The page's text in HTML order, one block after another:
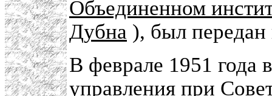
Объединенном
Дубна ), был передан
В феврале 1951 года
управления при